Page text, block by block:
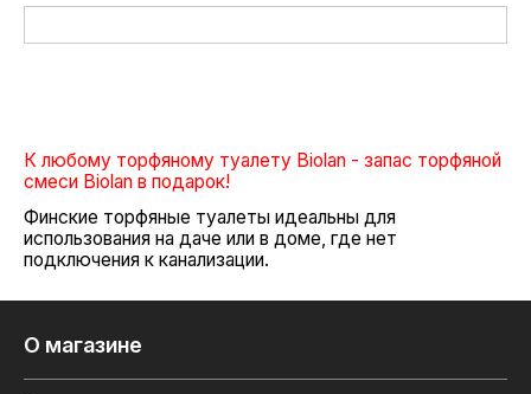
К любому торфяному туалету Biolan - запас торфяной
смеси Biolan в подарок!
Финские торфяные туалеты идеальны для
использования на даче или в доме, где нет
подключения к канализации.
О магазине